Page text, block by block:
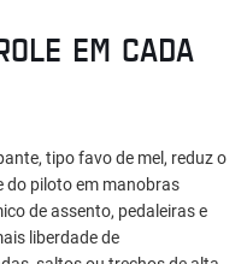
EM CADA
tipo favo de mel, reduz o
do piloto em manobras
de assento, pedaleiras e
liberdade de